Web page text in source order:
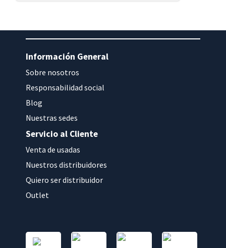
Información General
Sobre nosotros
Responsabilidad social
Blog
Nuestras sedes
Servicio al Cliente
Venta de usadas
Nuestros distribuidores
Quiero ser distribuidor
Outlet